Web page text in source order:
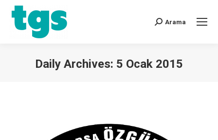
Arama
Daily Archives: 5 Ocak 2015